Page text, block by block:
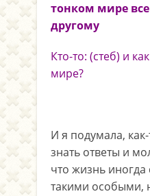
тонком мире
другому
Кто-то: (стеб) и
мире?
И я подумала,
знать ответы и
что жизнь иногда
такими особыми,